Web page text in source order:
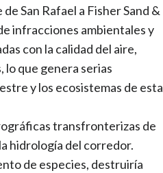
San Rafael a Fisher Sand &
infracciones ambientales y
con la calidad del aire,
lo que genera serias
y los ecosistemas de esta
transfronterizas de
hidrología del corredor.
de especies, destruiría